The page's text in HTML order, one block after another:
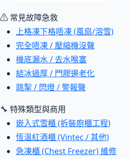
⚠ 常見故障急救
上格凍下格唔凍 (風扇/溶雪)
完全唔凍 / 壓縮機沒聲
機底漏水 / 去水喉塞
結冰過厚 / 門膠邊老化
跳掣 / 閃燈 / 警報聲
🔧 特殊類型與商用
嵌入式雪櫃 (拆裝廚櫃工程)
恆溫紅酒櫃 (Vintec / 其他)
急凍櫃 (Chest Freezer) 維修